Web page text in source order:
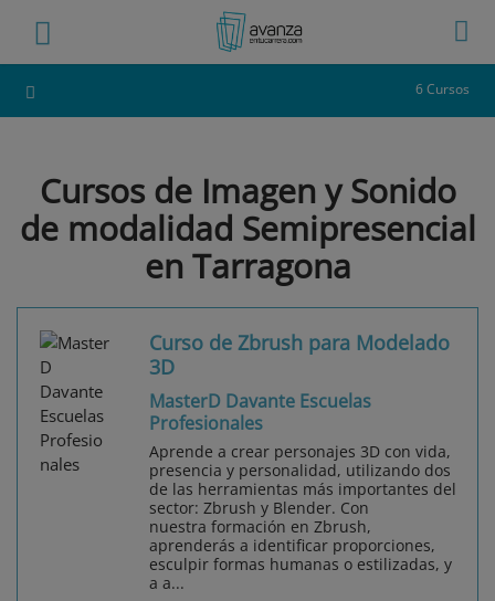
6 Cursos
Cursos de Imagen y Sonido
de modalidad Semipresencial
en Tarragona
Curso de Zbrush para Modelado
3D
MasterD Davante Escuelas
Profesionales
Aprende a crear personajes 3D con vida,
presencia y personalidad, utilizando dos
de las herramientas más importantes del
sector: Zbrush y Blender. Con
nuestra formación en Zbrush,
aprenderás a identificar proporciones,
esculpir formas humanas o estilizadas, y
a a...